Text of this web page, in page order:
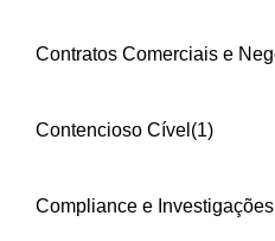
Contratos Comerciais e
Contencioso Cível (1)
Compliance e Investigações